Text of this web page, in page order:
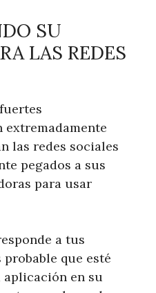
SU
LAS REDES
extremadamente
las redes sociales
pegados a sus
para usar
a tus
probable que esté
aplicación en su